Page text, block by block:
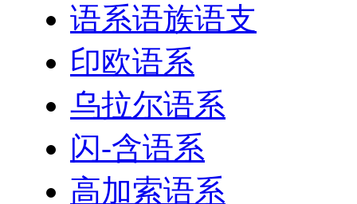
语系语族语支
印欧语系
乌拉尔语系
闪-含语系
高加索语系